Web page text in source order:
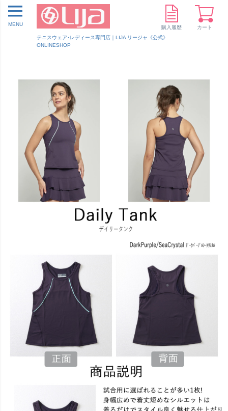
テニスウェア･レディース専門店｜LIJA リージャ《公式》
ONLINESHOP
MENU
購入履歴 カート